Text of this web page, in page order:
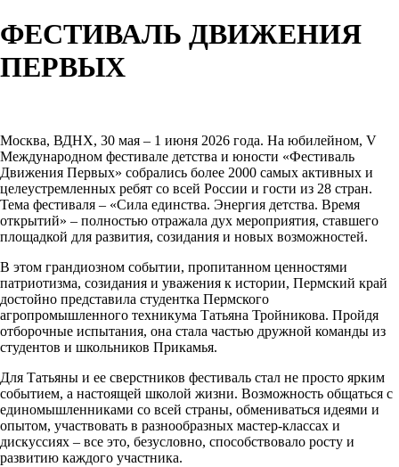
ФЕСТИВАЛЬ ДВИЖЕНИЯ
ПЕРВЫХ
Москва, ВДНХ, 30 мая – 1 июня 2026 года. На юбилейном, V
Международном фестивале детства и юности «Фестиваль
Движения Первых» собрались более 2000 самых активных и
целеустремленных ребят со всей России и гости из 28 стран.
Тема фестиваля – «Сила единства. Энергия детства. Время
открытий» – полностью отражала дух мероприятия, ставшего
площадкой для развития, созидания и новых возможностей.
В этом грандиозном событии, пропитанном ценностями
патриотизма, созидания и уважения к истории, Пермский край
достойно представила студентка Пермского
агропромышленного техникума Татьяна Тройникова. Пройдя
отборочные испытания, она стала частью дружной команды из
студентов и школьников Прикамья.
Для Татьяны и ее сверстников фестиваль стал не просто ярким
событием, а настоящей школой жизни. Возможность общаться с
единомышленниками со всей страны, обмениваться идеями и
опытом, участвовать в разнообразных мастер-классах и
дискуссиях – все это, безусловно, способствовало росту и
развитию каждого участника.